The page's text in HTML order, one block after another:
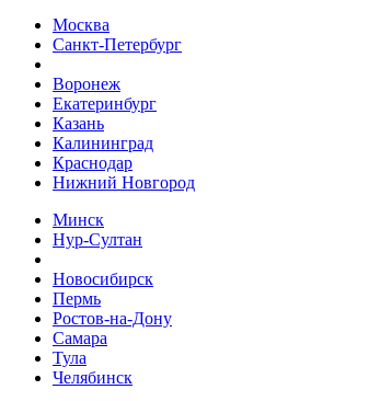
Москва
Санкт-Петербург
Воронеж
Екатеринбург
Казань
Калининград
Краснодар
Нижний Новгород
Минск
Нур-Султан
Новосибирск
Пермь
Ростов-на-Дону
Самара
Тула
Челябинск